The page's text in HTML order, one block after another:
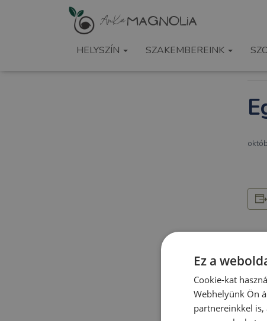
HELYSZÍN SZAKEMBEREINK
Ez a
Cookie-kat
Webhelyünk Ön
partnereinkkel